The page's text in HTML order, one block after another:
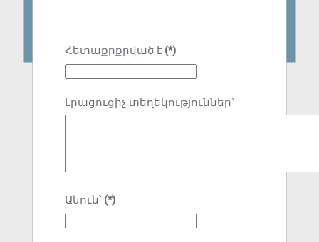
Հետաքրքրված է (*)
Լրացուցիչ տեղեկություններ՝
Անուն՝ (*)